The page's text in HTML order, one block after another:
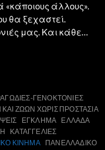
άλλους».
θα ξεχαστεί.
μας. Και κάθε…
ΓΕΝΟΚΤΟΝΙΕΣ
ΖΩΩΝ ΧΩΡΙΣ ΠΡΟΣΤΑΣΙΑ
ΕΓΚΛΗΜΑ ΕΛΛΑΔΑ
ΚΑΤΑΓΓΕΛΙΕΣ
ΚΙΝΗΜΑ
ΠΑΝΕΛΛΑΔΙΚΟ